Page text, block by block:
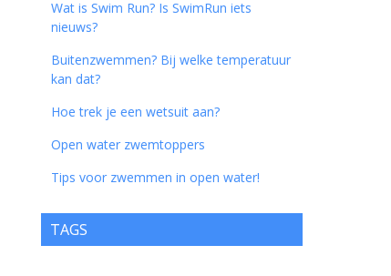
Wat is Swim Run? Is SwimRun iets
nieuws?
Buitenzwemmen? Bij welke temperatuur
kan dat?
Hoe trek je een wetsuit aan?
Open water zwemtoppers
Tips voor zwemmen in open water!
TAGS